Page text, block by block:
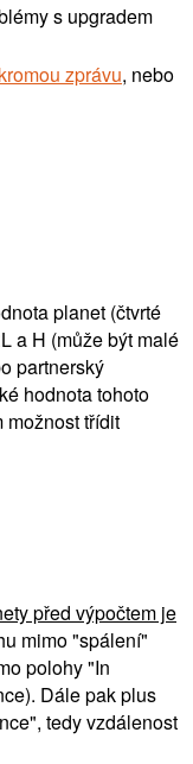
s upgradem
zprávu, nebo
planet (čtvrté
a H (může být malé
partnerský
hodnota tohoto
možnost třídit
před výpočtem je
mimo "spálení"
polohy "In
Dále pak plus
tedy vzdálenost